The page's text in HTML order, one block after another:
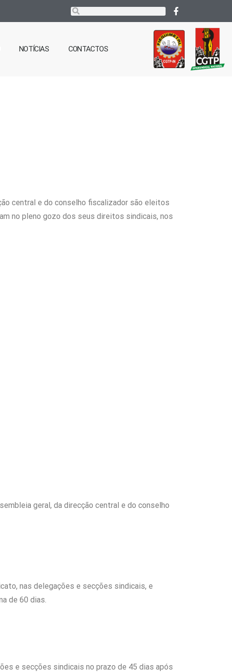
NOTÍCIAS CONTACTOS
central e do conselho fiscalizador são eleitos
no pleno gozo dos seus direitos sindicais, nos
geral, da direcção central e do conselho
nas delegações e secções sindicais, e
de 60 dias.
e secções sindicais no prazo de 45 dias após